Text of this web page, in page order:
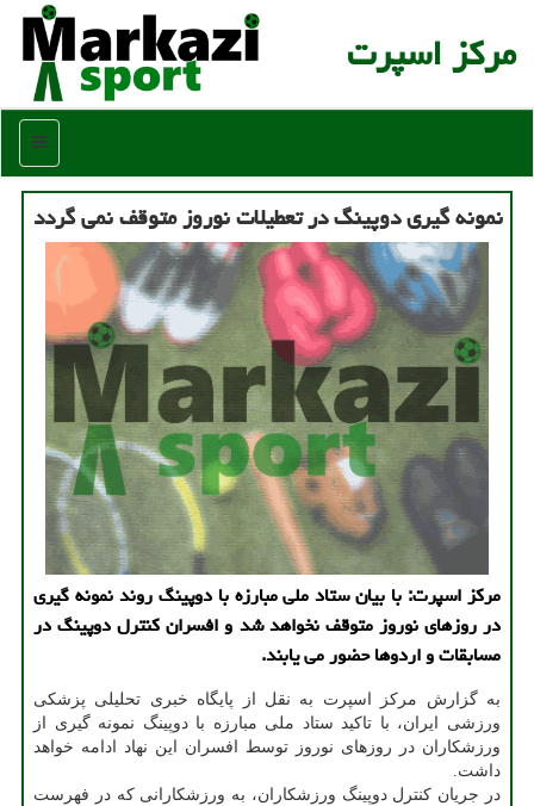
مركز اسپرت
منو
نمونه گیری دوپینگ در تعطیلات نوروز متوقف نمی گردد
مرکز اسپرت: با بیان ستاد ملی مبارزه با دوپینگ روند نمونه گیری
در روزهای نوروز متوقف نخواهد شد و افسران کنترل دوپینگ در
مسابقات و اردوها حضور می یابند.
به گزارش مرکز اسپرت به نقل از پایگاه خبری تحلیلی پزشکی
ورزشی ایران، با تاکید ستاد ملی مبارزه با دوپینگ نمونه گیری از
ورزشکاران در روزهای نوروز توسط افسران این نهاد ادامه خواهد
داشت.
در جریان کنترل دوپینگ ورزشکاران، به ورزشکارانی که در فهرست